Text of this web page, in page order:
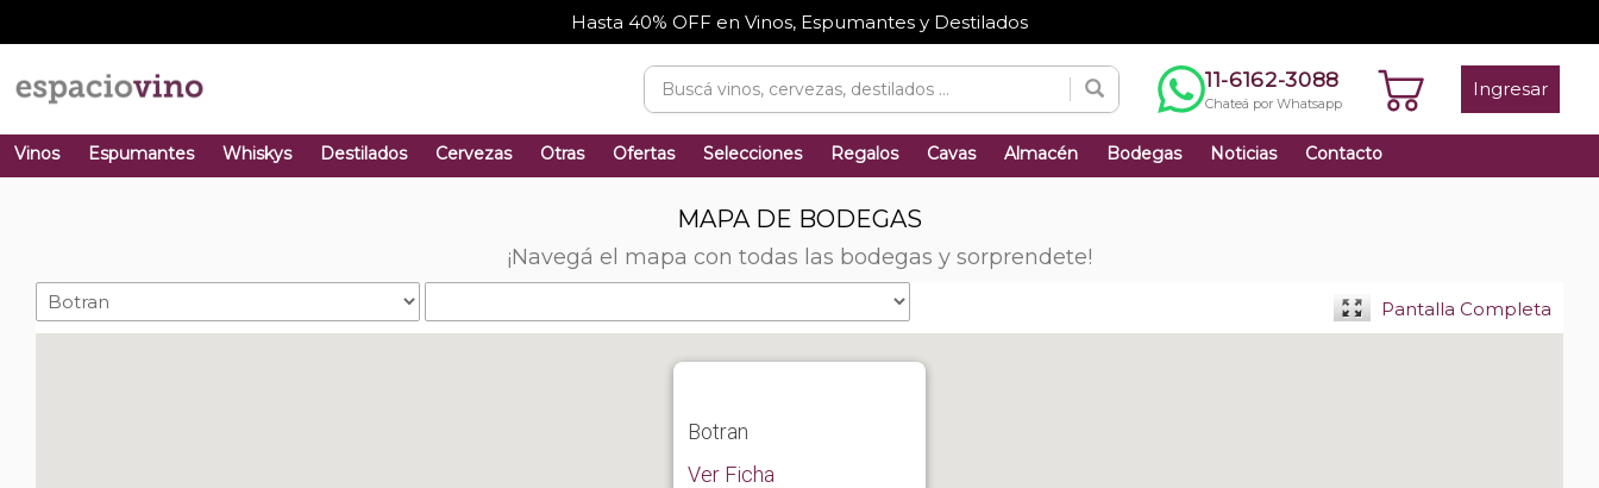
Hasta 40% OFF en Vinos, Espumantes y Destilados
11-6162-3088
Chateá por Whatsapp
Ingresar
Vinos Espumantes Whiskys Destilados Cervezas Otras Ofertas Selecciones Regalos Cavas Almacén Bodegas Noticias Contacto
MAPA DE BODEGAS
¡Navegá el mapa con todas las bodegas y sorprendete!
Pantalla Completa
Botran
Ver Ficha